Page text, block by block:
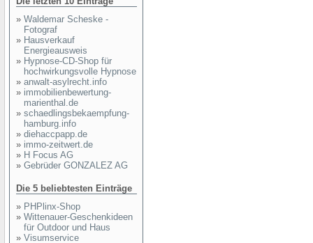
» Waldemar Scheske -
Fotograf
» Hausverkauf
Energieausweis
» Hypnose-CD-Shop für
hochwirkungsvolle Hypnose
» anwalt-asylrecht.info
» immobilienbewertung-
marienthal.de
» schaedlingsbekaempfung-
hamburg.info
» diehaccpapp.de
» immo-zeitwert.de
» H Focus AG
» Gebrüder GONZALEZ AG
Die 5 beliebtesten Einträge
» PHPlinx-Shop
» Wittenauer-Geschenkideen
für Outdoor und Haus
» Visumservice